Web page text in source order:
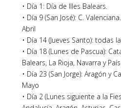
• Día 1: Día de Illes Balears.
• Día 9 (San José): C. Valenciana.
Abril
• Día 14 (Jueves Santo): todas
• Día 18 (Lunes de Pascua):
Balears, La Rioja, Navarra y
• Día 23 (San Jorge): Aragón y
Mayo
• Día 2 (Lunes siguiente a la